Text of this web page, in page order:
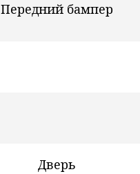
Передний бампер
Дверь